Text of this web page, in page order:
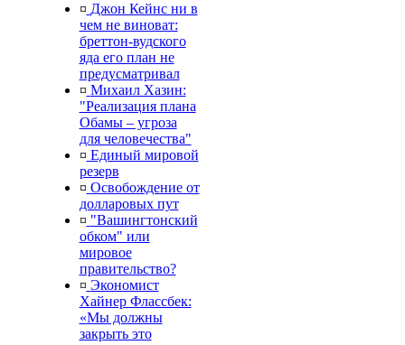
¤ Джон Кейнс ни в
чем не виноват:
бреттон-вудского
яда его план не
предусматривал
¤ Михаил Хазин:
"Реализация плана
Обамы – угроза
для человечества"
¤ Единый мировой
резерв
¤ Освобождение от
долларовых пут
¤ "Вашингтонский
обком" или
мировое
правительство?
¤ Экономист
Хайнер Флассбек:
«Мы должны
закрыть это